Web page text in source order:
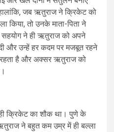
जब ऋतुराज ने क्रिकेट को
किया, तो उनके माता-पिता ने
सहयोग ने ही ऋतुराज को अपने
और उन्हें हर कदम पर मजबूत रहने
है और अक्सर ऋतुराज को
क्रिकेट का शौक था। पुणे के
ने बहुत कम उम्र में ही बल्ला